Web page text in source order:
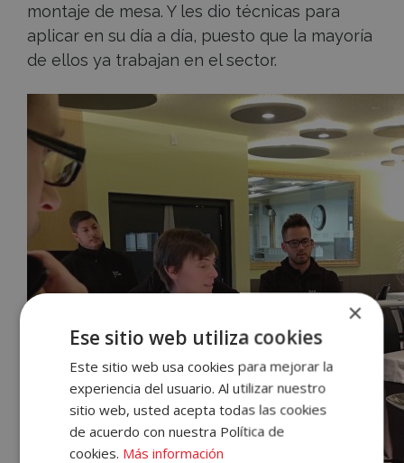
Tu
Cuenta
montaje de mesa. Y les dio técnicas para
aplicar en su día a día, puesto que la mayoría
de ellos ya trabajan en el sector.
×
Ese sitio web utiliza cookies
Este sitio web usa cookies para mejorar la
experiencia del usuario. Al utilizar nuestro
sitio web, usted acepta todas las cookies
de acuerdo con nuestra Política de
cookies. Más información